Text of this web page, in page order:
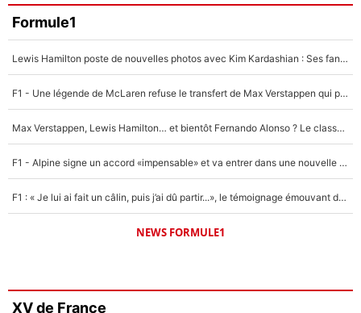
Formule1
Lewis Hamilton poste de nouvelles photos avec Kim Kardashian : Ses fans le voient déjà redevenir champion du monde de F1 grâce à elle !
F1 - Une légende de McLaren refuse le transfert de Max Verstappen qui pourrait «faire des vagues» et plomber l'ambiance dans l'équipe
Max Verstappen, Lewis Hamilton… et bientôt Fernando Alonso ? Le classement des pilotes les mieux payés en Formule 1 risque de changer !
F1 - Alpine signe un accord «impensable» et va entrer dans une nouvelle dimension : Grande nouvelle pour Pierre Gasly !
F1 : « Je lui ai fait un câlin, puis j’ai dû partir...», le témoignage émouvant de Max Verstappen sur sa fille
NEWS FORMULE1
XV de France